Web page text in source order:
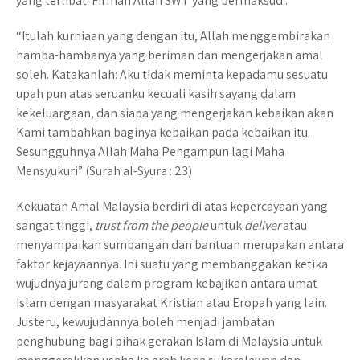
“Itulah kurniaan yang dengan itu, Allah menggembirakan
hamba-hambanya yang beriman dan mengerjakan amal
soleh. Katakanlah: Aku tidak meminta kepadamu sesuatu
upah pun atas seruanku kecuali kasih sayang dalam
kekeluargaan, dan siapa yang mengerjakan kebaikan akan
Kami tambahkan baginya kebaikan pada kebaikan itu.
Sesungguhnya Allah Maha Pengampun lagi Maha
Mensyukuri” (Surah al-Syura : 23)
Kekuatan Amal Malaysia berdiri di atas kepercayaan yang
sangat tinggi, trust from the peopleuntukdeliveratau
menyampaikan sumbangan dan bantuan merupakan antara
faktor kejayaannya. Ini suatu yang membanggakan ketika
wujudnya jurang dalam program kebajikan antara umat
Islam dengan masyarakat Kristian atau Eropah yang lain.
Justeru, kewujudannya boleh menjadi jambatan
penghubung bagi pihak gerakan Islam di Malaysia untuk